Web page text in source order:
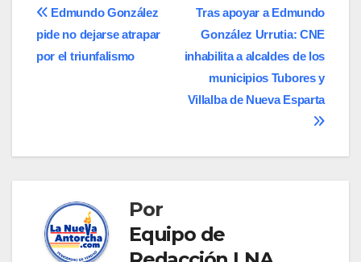
Navegación
de
Tras apoyar a Edmundo
González Urrutia: CNE
inhabilita a alcaldes de los
municipios Tubores y
Villalba de Nueva Esparta
Edmundo González
pide no dejarse atrapar
por el triunfalismo
Por
Equipo de